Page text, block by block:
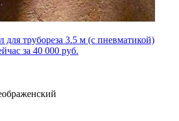
трубореза 3.5 м (с пневматикой)
за 40 000 руб.